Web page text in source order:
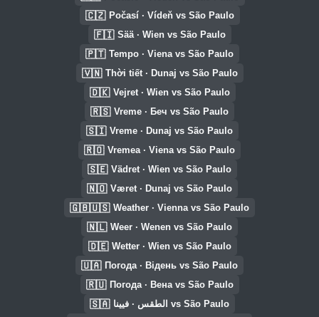
🇨🇿 Počasí · Vídeň vs São Paulo
🇫🇮 Sää · Wien vs São Paulo
🇵🇹 Tempo · Viena vs São Paulo
🇻🇳 Thời tiết · Dunaj vs São Paulo
🇩🇰 Vejret · Wien vs São Paulo
🇷🇸 Vreme · Беч vs São Paulo
🇸🇮 Vreme · Dunaj vs São Paulo
🇷🇴 Vremea · Viena vs São Paulo
🇸🇪 Vädret · Wien vs São Paulo
🇳🇴 Været · Dunaj vs São Paulo
🇬🇧🇺🇸 Weather · Vienna vs São Paulo
🇳🇱 Weer · Wenen vs São Paulo
🇩🇪 Wetter · Wien vs São Paulo
🇺🇦 Погода · Відень vs São Paulo
🇷🇺 Погода · Вена vs São Paulo
🇸🇦 الطقس · فيينا vs São Paulo